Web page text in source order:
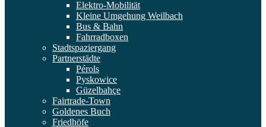
Elektro-Mobilität
Kleine Umgehung Weilbach
Bus & Bahn
Fahrradboxen
Stadtspaziergang
Partnerstädte
Pérols
Pyskowice
Güzelbahçe
Fairtrade-Town
Goldenes Buch
Friedhöfe